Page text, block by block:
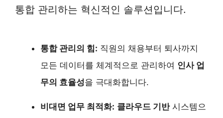
통합 관리하는 혁신적인 솔루션입니다.
통합 관리의 힘: 직원의 채용부터 퇴사까지
모든 데이터를 체계적으로 관리하여 인사 업
무의 효율성을 극대화합니다.
비대면 업무 최적화: 클라우드 기반시스템으